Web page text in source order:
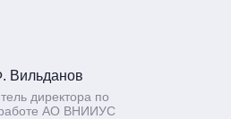
Вильданов
директора по
АО ВНИИУС